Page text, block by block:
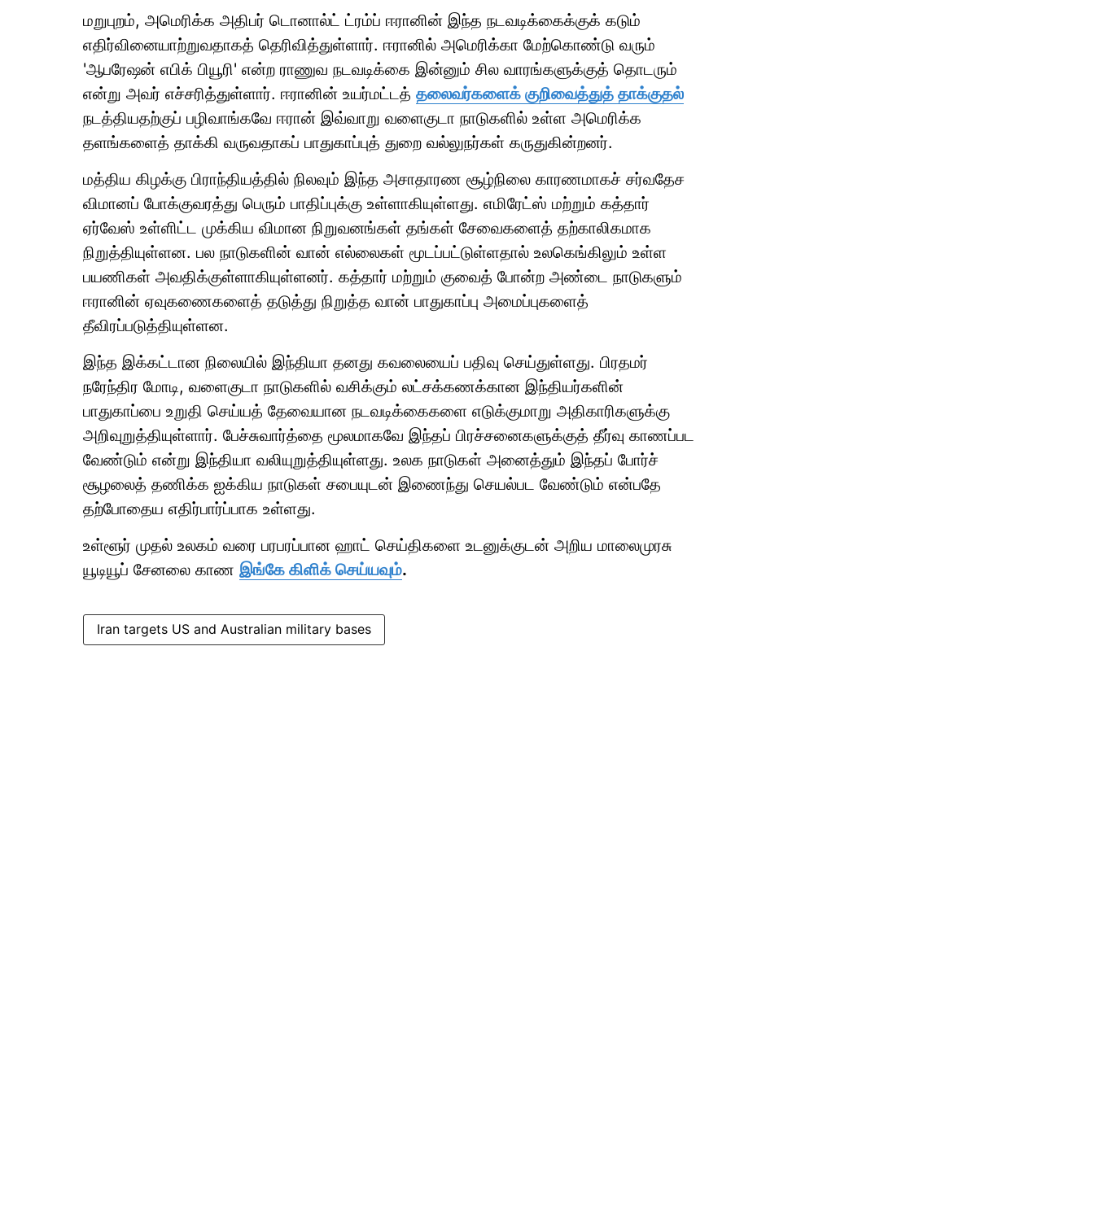
மறுபுறம், அமெரிக்க அதிபர் டொனால்ட் ட்ரம்ப் ஈரானின் இந்த நடவடிக்கைக்குக் கடும்
எதிர்வினையாற்றுவதாகத் தெரிவித்துள்ளார். ஈரானில் அமெரிக்கா மேற்கொண்டு வரும்
'ஆபரேஷன் எபிக் பியூரி' என்ற ராணுவ நடவடிக்கை இன்னும் சில வாரங்களுக்குத் தொடரும்
என்று அவர் எச்சரித்துள்ளார். ஈரானின் உயர்மட்டத் தலைவர்களைக் குறிவைத்துத் தாக்குதல்
நடத்தியதற்குப் பழிவாங்கவே ஈரான் இவ்வாறு வளைகுடா நாடுகளில் உள்ள அமெரிக்க
தளங்களைத் தாக்கி வருவதாகப் பாதுகாப்புத் துறை வல்லுநர்கள் கருதுகின்றனர்.
மத்திய கிழக்கு பிராந்தியத்தில் நிலவும் இந்த அசாதாரண சூழ்நிலை காரணமாகச் சர்வதேச
விமானப் போக்குவரத்து பெரும் பாதிப்புக்கு உள்ளாகியுள்ளது. எமிரேட்ஸ் மற்றும் கத்தார்
ஏர்வேஸ் உள்ளிட்ட முக்கிய விமான நிறுவனங்கள் தங்கள் சேவைகளைத் தற்காலிகமாக
நிறுத்தியுள்ளன. பல நாடுகளின் வான் எல்லைகள் மூடப்பட்டுள்ளதால் உலகெங்கிலும் உள்ள
பயணிகள் அவதிக்குள்ளாகியுள்ளனர். கத்தார் மற்றும் குவைத் போன்ற அண்டை நாடுகளும்
ஈரானின் ஏவுகணைகளைத் தடுத்து நிறுத்த வான் பாதுகாப்பு அமைப்புகளைத்
தீவிரப்படுத்தியுள்ளன.
இந்த இக்கட்டான நிலையில் இந்தியா தனது கவலையைப் பதிவு செய்துள்ளது. பிரதமர்
நரேந்திர மோடி, வளைகுடா நாடுகளில் வசிக்கும் லட்சக்கணக்கான இந்தியர்களின்
பாதுகாப்பை உறுதி செய்யத் தேவையான நடவடிக்கைகளை எடுக்குமாறு அதிகாரிகளுக்கு
அறிவுறுத்தியுள்ளார். பேச்சுவார்த்தை மூலமாகவே இந்தப் பிரச்சனைகளுக்குத் தீர்வு காணப்பட
வேண்டும் என்று இந்தியா வலியுறுத்தியுள்ளது. உலக நாடுகள் அனைத்தும் இந்தப் போர்ச்
சூழலைத் தணிக்க ஐக்கிய நாடுகள் சபையுடன் இணைந்து செயல்பட வேண்டும் என்பதே
தற்போதைய எதிர்பார்ப்பாக உள்ளது.
உள்ளூர் முதல் உலகம் வரை பரபரப்பான ஹாட் செய்திகளை உடனுக்குடன் அறிய மாலைமுரசு
யூடியூப் சேனலை காண இங்கே கிளிக் செய்யவும்.
Iran targets US and Australian military bases